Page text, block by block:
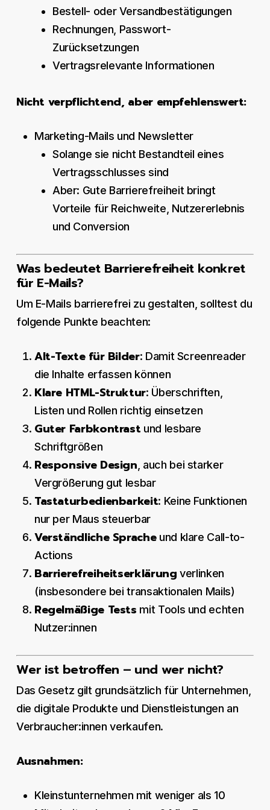
Bestell- oder Versandbestätigungen
Rechnungen, Passwort-
Zurücksetzungen
Vertragsrelevante Informationen
Nicht verpflichtend, aber empfehlenswert:
Marketing-Mails und Newsletter
Solange sie nicht Bestandteil eines
Vertragsschlusses sind
Aber: Gute Barrierefreiheit bringt
Vorteile für Reichweite, Nutzererlebnis
und Conversion
Was bedeutet Barrierefreiheit konkret
für E-Mails?
Um E-Mails barrierefrei zu gestalten, solltest du
folgende Punkte beachten:
Alt-Texte für Bilder: Damit Screenreader
die Inhalte erfassen können
Klare HTML-Struktur: Überschriften,
Listen und Rollen richtig einsetzen
Guter Farbkontrast und lesbare
Schriftgrößen
Responsive Design , auch bei starker
Vergrößerung gut lesbar
Tastaturbedienbarkeit: Keine Funktionen
nur per Maus steuerbar
Verständliche Spracheund klare Call-to-
Actions
Barrierefreiheitserklärung verlinken
(insbesondere bei transaktionalen Mails)
Regelmäßige Tests mit Tools und echten
Nutzer:innen
Wer ist betroffen – und wer nicht?
Das Gesetz gilt grundsätzlich für Unternehmen,
die digitale Produkte und Dienstleistungen an
Verbraucher:innen verkaufen.
Ausnahmen:
Kleinstunternehmen mit weniger als 10